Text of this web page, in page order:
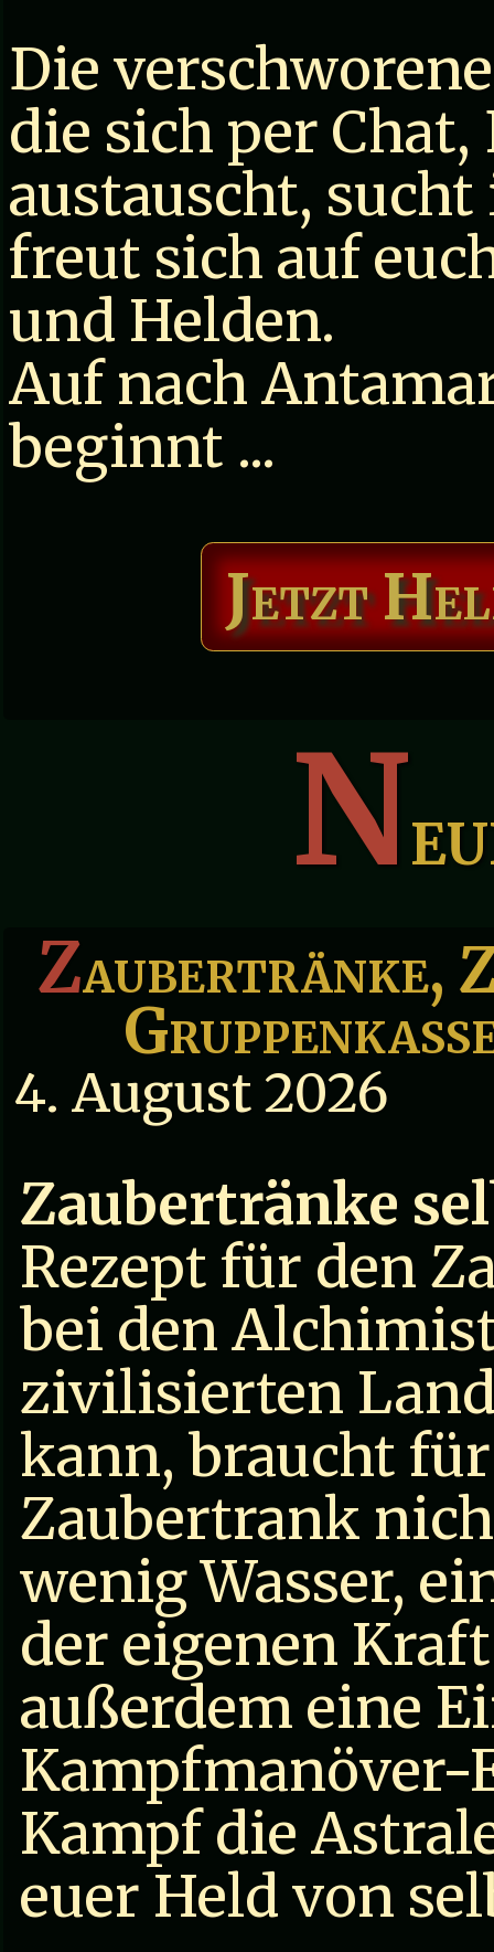
Die
die sich per
austauscht,
freut sich auf
und Helden.
Auf nach
beginnt ...
Jetzt
N
Zaubertränke,
4. August 2026
Zaubertränke
Rezept für den
bei den
zivilisierten
kann, braucht
Zaubertrank
wenig Wasser,
der eigenen
außerdem eine
Kampfmanöver-
Kampf die
euer Held von